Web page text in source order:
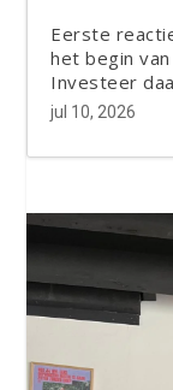
Eerste
het begin
Investeer
jul 10, 2026